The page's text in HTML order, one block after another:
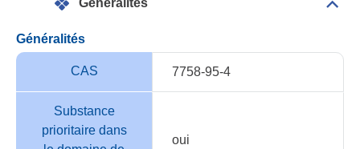
Généralités
Généralités
CAS 7758-95-4
Substance
prioritaire dans
oui